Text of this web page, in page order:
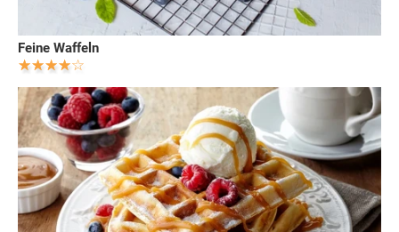
Feine Waffeln